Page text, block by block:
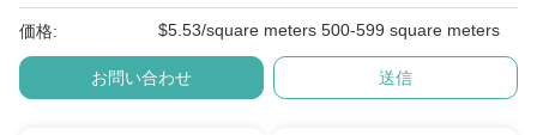
価格: $5.53/square meters 500-599 square meters
お問い合わせ 送信